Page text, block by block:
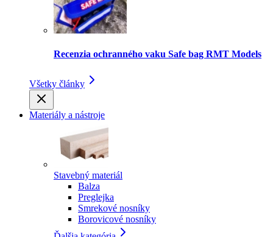
Recenzia ochranného vaku Safe bag RMT Models
Všetky články
Materiály a nástroje
Stavebný materiál
Balza
Preglejka
Smrekové nosníky
Borovicové nosníky